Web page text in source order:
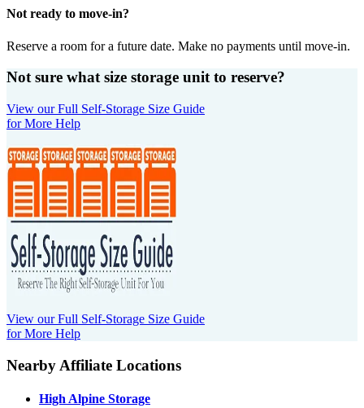
Not ready to move-in?
Reserve a room for a future date. Make no payments until move-in.
Not sure what size storage unit to reserve?
View our Full Self-Storage Size Guide
for More Help
View our Full Self-Storage Size Guide
for More Help
Nearby Affiliate Locations
High Alpine Storage